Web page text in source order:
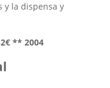
y la dispensa y
** 2004